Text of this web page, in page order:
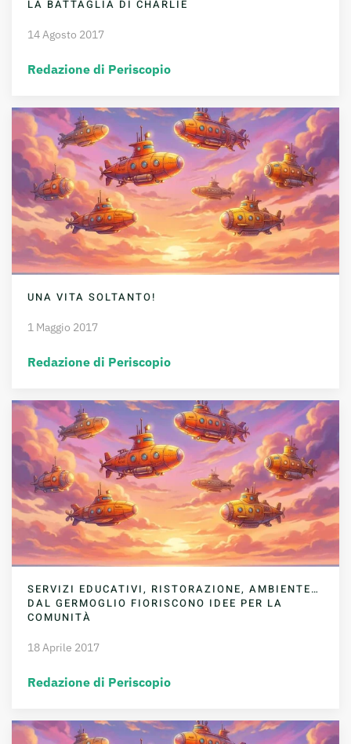
LA BATTAGLIA DI CHARLIE
14 Agosto 2017
Redazione di Periscopio
UNA VITA SOLTANTO!
1 Maggio 2017
Redazione di Periscopio
SERVIZI EDUCATIVI, RISTORAZIONE, AMBIENTE…
DAL GERMOGLIO FIORISCONO IDEE PER LA
COMUNITÀ
18 Aprile 2017
Redazione di Periscopio